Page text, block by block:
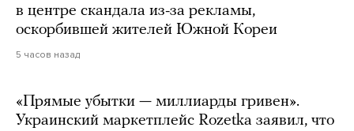
в центре скандала из-за рекламы,
оскорбившей жителей Южной Кореи
5 часов назад
«Прямые убытки — миллиарды гривен».
Украинский маркетплейс Rozetka заявил, что